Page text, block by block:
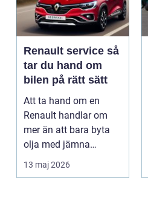
Renault service så
tar du hand om
bilen på rätt sätt
Att ta hand om en
Renault handlar om
mer än att bara byta
olja med jämna
mellanrum. För många
biläga...
13 maj 2026